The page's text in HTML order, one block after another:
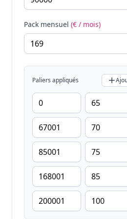
Pack mensuel (€ / mois)
Paliers appliqués